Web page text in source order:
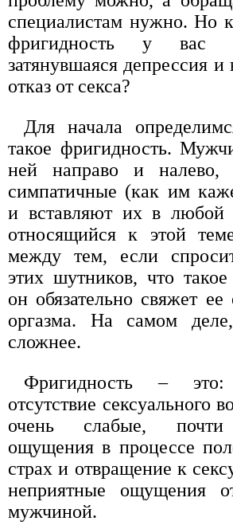
специалистам нужно. Но
фригидность у вас
затянувшаяся депрессия
отказ от секса?
Для начала
такое фригидность.
ней направо и налево,
симпатичные (как им
и вставляют их в любой
относящийся к этой
между тем, если
этих шутников, что
он обязательно свяжет ее
оргазма. На самом
сложнее.
Фригидность –
отсутствие сексуального
очень слабые, почти
ощущения в процессе
страх и отвращение к
неприятные ощущения
мужчиной.